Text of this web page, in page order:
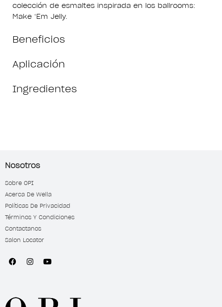
colección de esmaltes inspirada en los ballrooms:
Make ‘Em Jelly.
Beneficios
Aplicación
Ingredientes
Nosotros
Sobre OPI
Acerca De Wella
Políticas De Privacidad
Términos Y Condiciones
Contactanos
Salon Locator